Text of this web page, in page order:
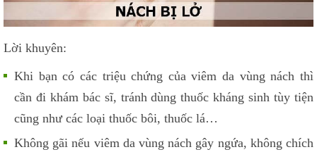
Lời khuyên:
Khi bạn có các triệu chứng của viêm da vùng nách thì
cần đi khám bác sĩ, tránh dùng thuốc kháng sinh tùy tiện
cũng như các loại thuốc bôi, thuốc lá…
Không gãi nếu viêm da vùng nách gây ngứa, không chích